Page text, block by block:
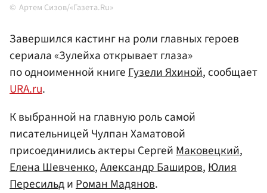
Артем Сизов/«Газета.Ru»
Завершился кастинг на роли главных героев
сериала «Зулейха открывает глаза»
по одноименной книгеГузели Яхиной, сообщает
URA.ru.
К выбранной на главную роль самой
писательницей Чулпан Хаматовой
присоединились актеры СергейМаковецкий,
Елена Шевченко,Александр Баширов,Юлия
ПересильдиРоман Мадянов.